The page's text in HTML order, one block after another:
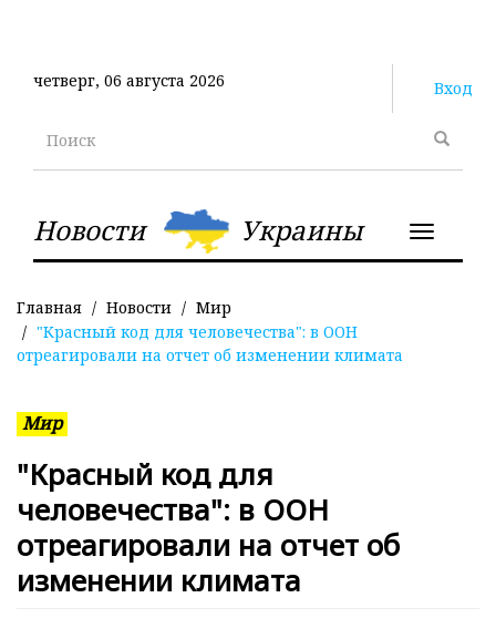
содержанию
четверг, 06 августа 2026 Вход
Поиск
Новости Украины
Toggle
Главная Новости
Мир
"Красный код для человечества": в ООН
отреагировали на отчет об изменении климата
"Красный код для
человечества": в ООН
отреагировали на отчет об
изменении климата
Мир